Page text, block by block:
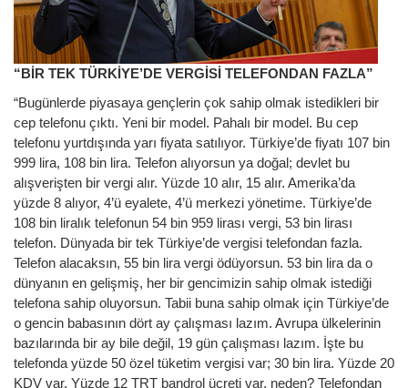
“BİR TEK TÜRKİYE’DE VERGİSİ TELEFONDAN FAZLA”
“Bugünlerde piyasaya gençlerin çok sahip olmak istedikleri bir
cep telefonu çıktı. Yeni bir model. Pahalı bir model. Bu cep
telefonu yurtdışında yarı fiyata satılıyor. Türkiye’de fiyatı 107 bin
999 lira, 108 bin lira. Telefon alıyorsun ya doğal; devlet bu
alışverişten bir vergi alır. Yüzde 10 alır, 15 alır. Amerika’da
yüzde 8 alıyor, 4’ü eyalete, 4’ü merkezi yönetime. Türkiye’de
108 bin liralık telefonun 54 bin 959 lirası vergi, 53 bin lirası
telefon. Dünyada bir tek Türkiye’de vergisi telefondan fazla.
Telefon alacaksın, 55 bin lira vergi ödüyorsun. 53 bin lira da o
dünyanın en gelişmiş, her bir gencimizin sahip olmak istediği
telefona sahip oluyorsun. Tabii buna sahip olmak için Türkiye’de
o gencin babasının dört ay çalışması lazım. Avrupa ülkelerinin
bazılarında bir ay bile değil, 19 gün çalışması lazım. İşte bu
telefonda yüzde 50 özel tüketim vergisi var; 30 bin lira. Yüzde 20
KDV var. Yüzde 12 TRT bandrol ücreti var, neden? Telefondan